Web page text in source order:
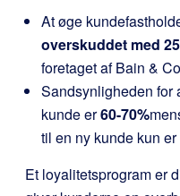
At øge
overskuddet med
foretaget af Bain &
Sandsynligheden
kunde er60-70%
til en ny kunde kun er
Et loyalitetsprogram er